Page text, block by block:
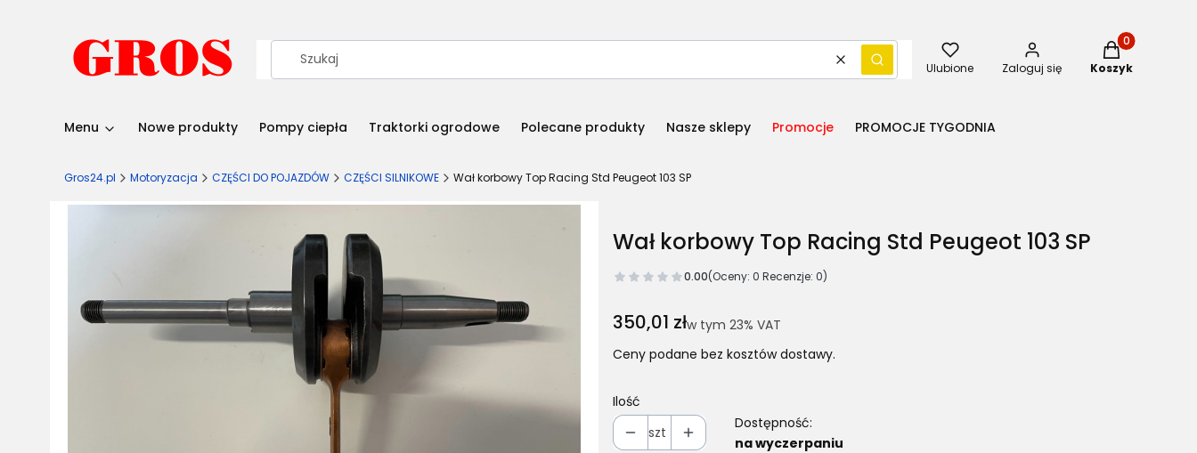
WyczyśćSzukaj Ulubione Zaloguj się
Produkty w
Koszyk
Menu Nowe produkty Pompy ciepła Traktorki ogrodowe Polecane produkty Nasze sklepy Promocje PROMOCJE TYGODNIA
Gros24.pl Motoryzacja CZĘŚCI DO POJAZDÓW CZĘŚCI SILNIKOWE Wał korbowy Top Racing Std Peugeot 103 SP
Wał korbowy Top Racing Std Peugeot 103 SP
0.00(Oceny: 0 Recenzje: 0)
Cena
350,01 złw tym 23% VAT
w tym 23% VAT
Ceny podane bez kosztów dostawy.
Ilość
szt
Dostępność:
na wyczerpaniu